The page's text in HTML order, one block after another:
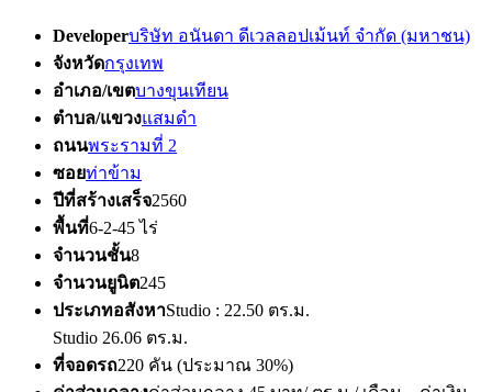
Developerบริษัท อนันดา ดีเวลลอปเม้นท์ จำกัด (มหาชน)
จังหวัดกรุงเทพ
อำเภอ/เขตบางขุนเทียน
ตำบล/แขวงแสมดำ
ถนนพระรามที่ 2
ซอยท่าข้าม
ปีที่สร้างเสร็จ2560
พื้นที่6-2-45 ไร่
จำนวนชั้น8
จำนวนยูนิต245
ประเภทอสังหาStudio : 22.50 ตร.ม.
Studio 26.06 ตร.ม.
ที่จอดรถ220 คัน (ประมาณ 30%)